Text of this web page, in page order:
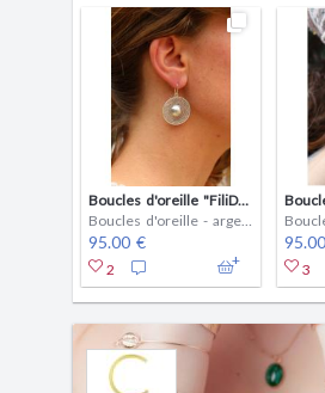
Boucles d'oreille "FiliDôme"
Boucles d'oreille - argent
95.00 €
2 3